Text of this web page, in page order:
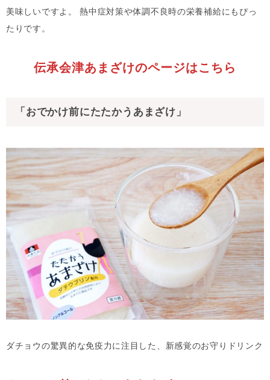
美味しいですよ。 熱中症対策や体調不良時の栄養補給にもぴっ
たりです。
伝承会津あまざけのページはこちら
「おでかけ前にたたかうあまざけ」
ダチョウの驚異的な免疫力に注目した、新感覚のお守りドリンク